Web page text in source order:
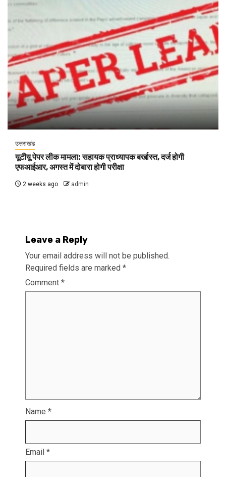
उत्तराखंड
यूटीयू पेपर लीक मामला: सहायक प्राध्यापक बर्खास्त, दर्ज होगी
एफआईआर, अगस्त में दोबारा होगी परीक्षा
2 weeks ago admin
Leave a Reply
Your email address will not be published.
Required fields are marked *
Comment *
Name *
Email *